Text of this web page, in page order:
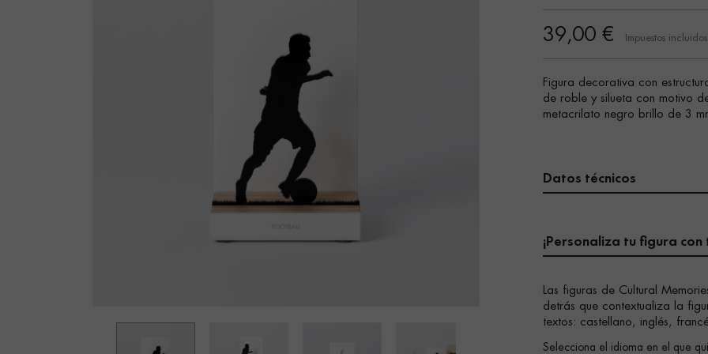
39,00 € Impuestos incluidos
Figura decorativa con
de roble y silueta con motivo
metacrilato negro brillo de 3
Datos técnicos
¡Personaliza tu figura
Las figuras de Cultural
detrás que contextualiza la
textos: castellano, inglés,
Selecciona el idioma en el que